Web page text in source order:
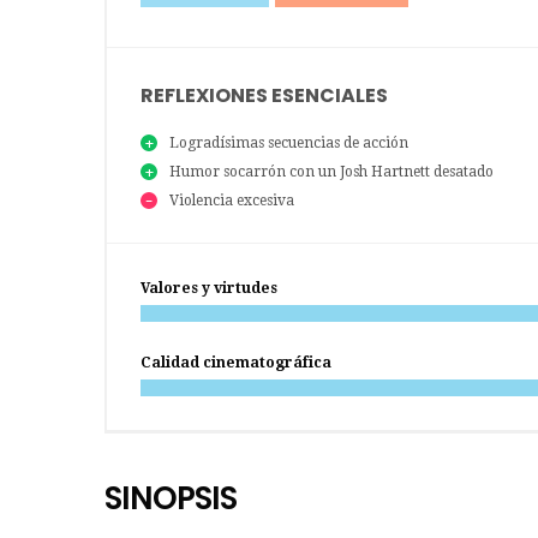
REFLEXIONES ESENCIALES
Logradísimas secuencias de acción
Humor socarrón con un Josh Hartnett desatado
Violencia excesiva
Valores y virtudes
Calidad cinematográfica
SINOPSIS